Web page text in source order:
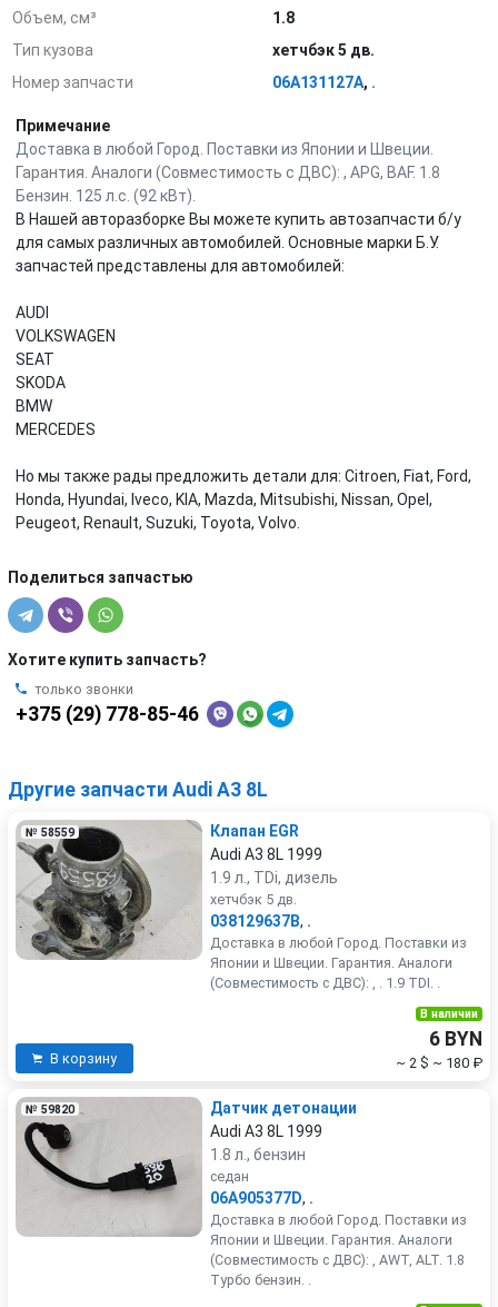
Объем, см³
1.8
Тип кузова
хетчбэк 5 дв.
Номер запчасти
06A131127A, .
Примечание
Доставка в любой Город. Поставки из Японии и Швеции.
Гарантия. Аналоги (Совместимость с ДВС): , APG, BAF. 1.8
Бензин. 125 л.с. (92 кВт).
В Нашей авторазборке Вы можете купить автозапчасти б/у
для самых различных автомобилей. Основные марки Б.У.
запчастей представлены для автомобилей:
AUDI
VOLKSWAGEN
SEAT
SKODA
BMW
MERCEDES
Но мы также рады предложить детали для: Citroen, Fiat, Ford,
Honda, Hyundai, Iveco, KIA, Mazda, Mitsubishi, Nissan, Opel,
Peugeot, Renault, Suzuki, Toyota, Volvo.
Поделиться запчастью
Хотите купить запчасть?
только звонки
+375 (29) 778-85-46
Другие запчасти Audi A3 8L
№ 58559
Клапан EGR
Audi A3 8L 1999
1.9 л., TDi, дизель
хетчбэк 5 дв.
038129637B, .
Доставка в любой Город. Поставки из
Японии и Швеции. Гарантия. Аналоги
(Совместимость с ДВС): , . 1.9 TDI. .
В корзину
В наличии
6 BYN
~ 2 $ ~ 180 ₽
№ 59820
Датчик детонации
Audi A3 8L 1999
1.8 л., бензин
седан
06A905377D, .
Доставка в любой Город. Поставки из
Японии и Швеции. Гарантия. Аналоги
(Совместимость с ДВС): , AWT, ALT. 1.8
Турбо бензин. .